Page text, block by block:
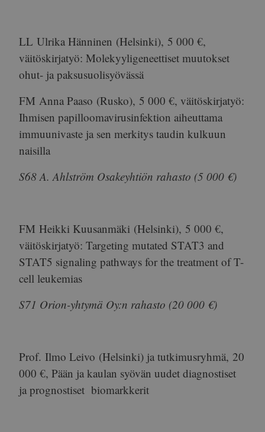
LL Ulrika Hänninen (Helsinki), 5 000 €,
väitöskirjatyö: Molekyyligeneettiset muutokset
ohut- ja paksusuolisyövässä
FM Anna Paaso (Rusko), 5 000 €, väitöskirjatyö:
Ihmisen papilloomavirusinfektion aiheuttama
immuunivaste ja sen merkitys taudin kulkuun
naisilla
S68 A. Ahlström Osakeyhtiön rahasto (5 000 €)
FM Heikki Kuusanmäki (Helsinki), 5 000 €,
väitöskirjatyö: Targeting mutated STAT3 and
STAT5 signaling pathways for the treatment of T-
cell leukemias
S71 Orion-yhtymä Oy:n rahasto (20 000 €)
Prof. Ilmo Leivo (Helsinki) ja tutkimusryhmä, 20
000 €, Pään ja kaulan syövän uudet diagnostiset
ja prognostiset biomarkkerit